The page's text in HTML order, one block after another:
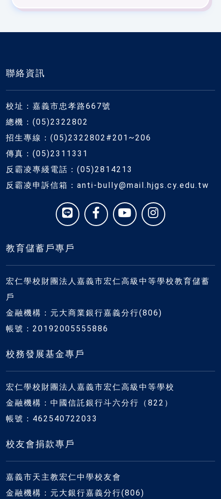
聯絡資訊
校址：嘉義市忠孝路667號
總機：(05)2322802
招生專線：(05)2322802#201~206
傳真：(05)2311331
反霸凌專綫電話：(05)2814213
反霸凌申訴信箱：anti-bully@mail.hjgs.cy.edu.tw
教育儲蓄戶專戶
宏仁學校財團法人嘉義市宏仁高級中等學校教育儲蓄
戶
金融機構：元大商業銀行嘉義分行(806)
帳號：20192005555886
校務發展基金專戶
宏仁學校財團法人嘉義市宏仁高級中等學校
金融機構：中國信託銀行斗六分行（822）
帳號：462540722033
校友會捐款專戶
嘉義市天主教宏仁中學校友會
金融機構：元大銀行嘉義分行(806)